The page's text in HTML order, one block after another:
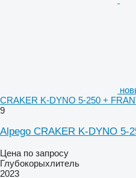
CRAKER K-DYNO 5-250 +
9
Alpego CRAKER K-DYNO 5-
Цена по запросу
Глубокорыхлитель
2023